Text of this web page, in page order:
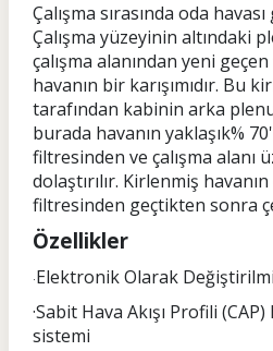
Çalışma sırasında oda
Çalışma yüzeyinin altındaki
çalışma alanından yeni
havanın bir karışımıdır. Bu
tarafından kabinin arka
burada havanın yaklaşık%
filtresinden ve çalışma alanı
dolaştırılır. Kirlenmiş
filtresinden geçtikten sonra
Özellikler
·Elektronik Olarak
·Sabit Hava Akışı Profili
sistemi